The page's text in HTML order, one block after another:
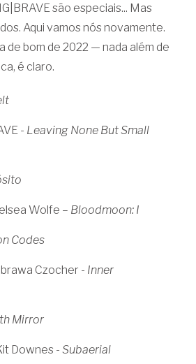
são especiais... Mas
Aqui vamos nós novamente.
de bom de 2022 — nada além de
é claro.
- Leaving None But Small
Wolfe – Bloodmoon: I
Codes
Czocher - Inner
Mirror
Downes - Subaerial